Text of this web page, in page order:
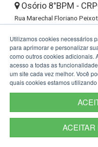
Osório 8°BPM -
Rua Marechal Floriano
95520-000
Ver no Google Maps
Palmeira das
Jacui (2020)
Avenida Coronel Evaristo,
Palmeira das Missões - RS -
Utilizamos cookies necessários
para aprimorar e personalizar
como outros cookies adicionais.
acesso a todas as
um site cada vez melhor. Você
quais cookies estamos